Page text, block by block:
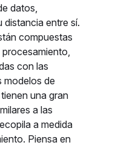
datos,
distancia entre sí.
compuestas
con las
modelos de
una gran
a las
a medida
Piensa en